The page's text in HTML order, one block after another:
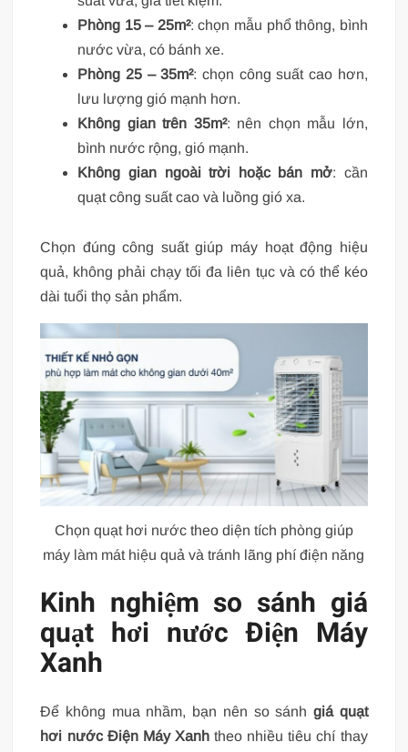
Phòng 15 – 25m²: chọn mẫu phổ thông, bình
nước vừa, có bánh xe.
Phòng 25 – 35m²: chọn công suất cao hơn,
lưu lượng gió mạnh hơn.
Không gian trên 35m²: nên chọn mẫu lớn,
bình nước rộng, gió mạnh.
Không gian ngoài trời hoặc bán mở: cần
quạt công suất cao và luồng gió xa.
Chọn đúng công suất giúp máy hoạt động hiệu
quả, không phải chạy tối đa liên tục và có thể kéo
dài tuổi thọ sản phẩm.
Chọn quạt hơi nước theo diện tích phòng giúp
máy làm mát hiệu quả và tránh lãng phí điện năng
Kinh nghiệm so sánh giá
quạt hơi nước Điện Máy
Xanh
Để không mua nhầm, bạn nên so sánh giá quạt
hơi nước Điện Máy Xanhtheo nhiều tiêu chí thay